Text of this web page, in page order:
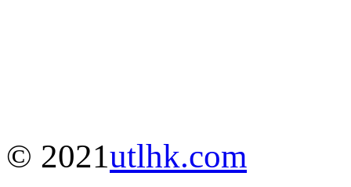
© 2021utlhk.com